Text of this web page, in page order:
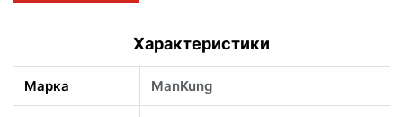
Характеристики
Марка ManKung